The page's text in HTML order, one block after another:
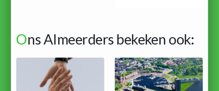
Ons Almeerders bekeken ook: